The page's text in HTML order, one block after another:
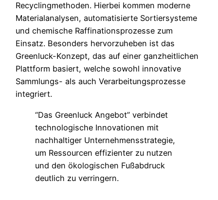
Recyclingmethoden. Hierbei kommen moderne
Materialanalysen, automatisierte Sortiersysteme
und chemische Raffinationsprozesse zum
Einsatz. Besonders hervorzuheben ist das
Greenluck-Konzept, das auf einer ganzheitlichen
Plattform basiert, welche sowohl innovative
Sammlungs- als auch Verarbeitungsprozesse
integriert.
“Das Greenluck Angebot” verbindet
technologische Innovationen mit
nachhaltiger Unternehmensstrategie,
um Ressourcen effizienter zu nutzen
und den ökologischen Fußabdruck
deutlich zu verringern.